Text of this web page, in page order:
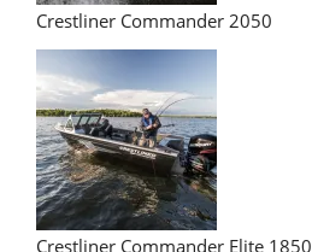
Crestliner Commander 2050
Crestliner Commander Elite 1850